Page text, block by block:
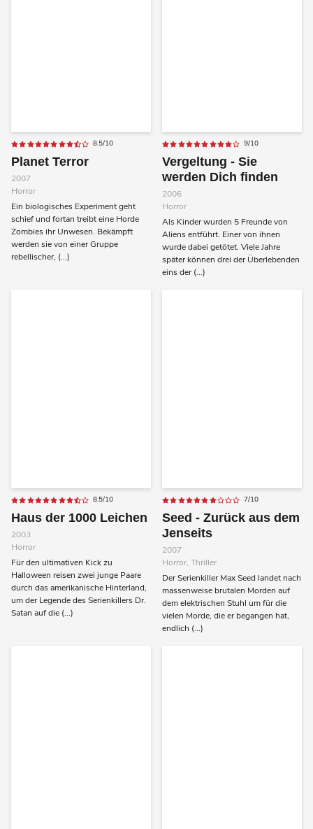
8.5/10
Planet Terror
2007
Horror
Ein biologisches Experiment geht
schief und fortan treibt eine Horde
Zombies ihr Unwesen. Bekämpft
werden sie von einer Gruppe
rebellischer, (...)
9/10
Vergeltung - Sie
werden Dich finden
2006
Horror
Als Kinder wurden 5 Freunde von
Aliens entführt. Einer von ihnen
wurde dabei getötet. Viele Jahre
später können drei der Überlebenden
eins der (...)
8.5/10
Haus der 1000 Leichen
2003
Horror
Für den ultimativen Kick zu
Halloween reisen zwei junge Paare
durch das amerikanische Hinterland,
um der Legende des Serienkillers Dr.
Satan auf die (...)
7/10
Seed - Zurück aus dem
Jenseits
2007
Horror, Thriller
Der Serienkiller Max Seed landet nach
massenweise brutalen Morden auf
dem elektrischen Stuhl um für die
vielen Morde, die er begangen hat,
endlich (...)